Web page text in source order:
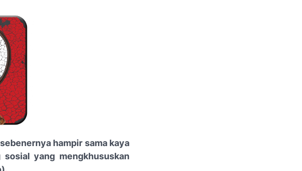
hampir sama kaya
yang mengkhususkan